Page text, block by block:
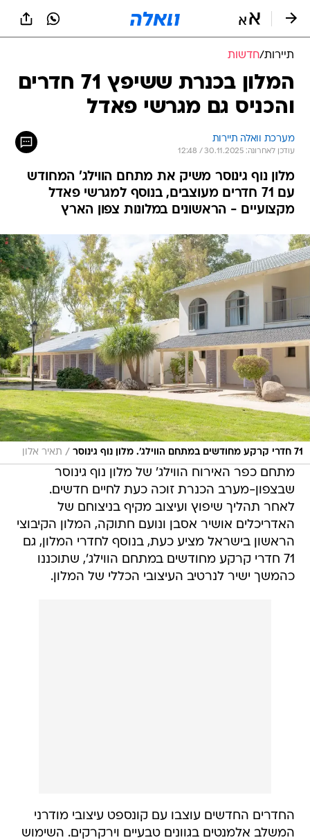
תיירות/חדשות
המלון בכנרת ששיפץ 71 חדרים
והכניס גם מגרשי פאדל
מערכת וואלה תיירות
עודכן לאחרונה: 30.11.2025 / 12:48
מלון נוף גינוסר משיק את מתחם הווילג' המחודש
עם 71 חדרים מעוצבים, בנוסף למגרשי פאדל
מקצועיים - הראשונים במלונות צפון הארץ
71 חדרי קרקע מחודשים במתחם הווילג'. מלון נוף גינוסר / תאיר אלון
מתחם כפר האירוח הווילג' של מלון נוף גינוסר
שבצפון-מערב הכנרת זוכה כעת לחיים חדשים.
לאחר תהליך שיפוץ ועיצוב מקיף בניצוחם של
האדריכלים אושיר אסבן ונועם חתוקה, המלון הקיבוצי
הראשון בישראל מציע כעת, בנוסף לחדרי המלון, גם
71 חדרי קרקע מחודשים במתחם הווילג', שתוכננו
כהמשך ישיר לנרטיב העיצובי הכללי של המלון.
החדרים החדשים עוצבו עם קונספט עיצובי מודרני
המשלב אלמנטים בגוונים טבעיים וירקרקים. השימוש